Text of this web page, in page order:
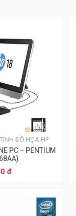
ĐỒ HỌA HP
PC – PENTIUM
đ